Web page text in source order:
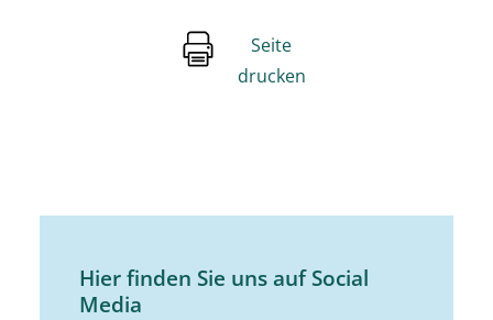
Seite
drucken
Hier finden Sie uns auf Social
Media